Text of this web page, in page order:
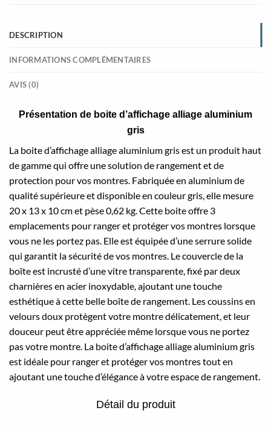
DESCRIPTION
INFORMATIONS COMPLÉMENTAIRES
AVIS (0)
Présentation de boite d’affichage alliage aluminium
gris
La boite d’affichage alliage aluminium gris est un produit haut
de gamme qui offre une solution de rangement et de
protection pour vos montres. Fabriquée en aluminium de
qualité supérieure et disponible en couleur gris, elle mesure
20 x 13 x 10 cm et pèse 0,62 kg. Cette boite offre 3
emplacements pour ranger et protéger vos montres lorsque
vous ne les portez pas. Elle est équipée d’une serrure solide
qui garantit la sécurité de vos montres. Le couvercle de la
boîte est incrusté d’une vitre transparente, fixé par deux
charnières en acier inoxydable, ajoutant une touche
esthétique à cette belle boîte de rangement. Les coussins en
velours doux protègent votre montre délicatement, et leur
douceur peut être appréciée même lorsque vous ne portez
pas votre montre. La boite d’affichage alliage aluminium gris
est idéale pour ranger et protéger vos montres tout en
ajoutant une touche d’élégance à votre espace de rangement.
Détail du produit